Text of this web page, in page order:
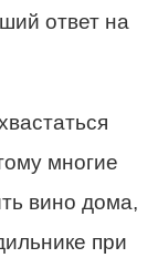
ответ на
многие
вино дома,
при